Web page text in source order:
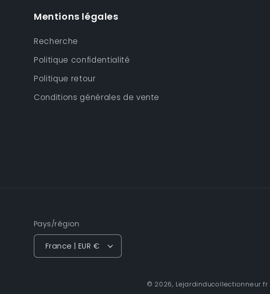
Mentions légales
Recherche
Politique confidentialité
Politique retour
Conditions générales de vente
Pays/région
France | EUR €
© 2026, Lejardinducollectionneur.fr